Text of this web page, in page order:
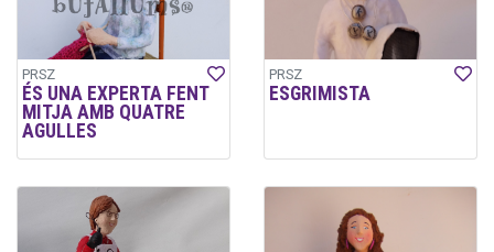
PRSZ
ÉS UNA EXPERTA FENT
MITJA AMB QUATRE
AGULLES
PRSZ
ESGRIMISTA